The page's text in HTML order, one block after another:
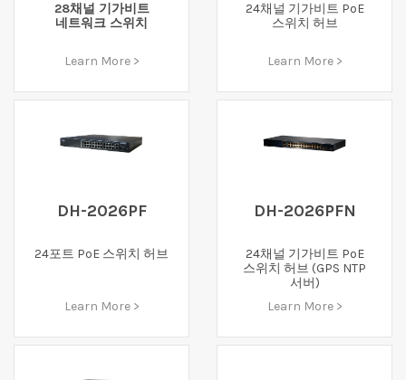
28채널 기가비트
네트워크 스위치
Learn More >
24채널 기가비트 PoE
스위치 허브
Learn More >
DH-2026PF
24포트 PoE 스위치 허브
Learn More >
DH-2026PFN
24채널 기가비트 PoE
스위치 허브 (GPS NTP
서버)
Learn More >